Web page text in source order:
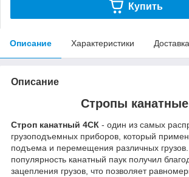
Купить
Описание Характеристики Доставка
Описание
Стропы канатные
Строп канатный 4СК - один из самых
грузоподъемных приборов, который
подъема и перемещения различных
популярность канатный паук получил
зацепления грузов, что позволяет